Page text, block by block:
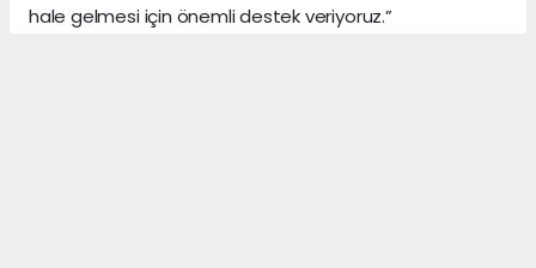
hale gelmesi için önemli destek veriyoruz.”